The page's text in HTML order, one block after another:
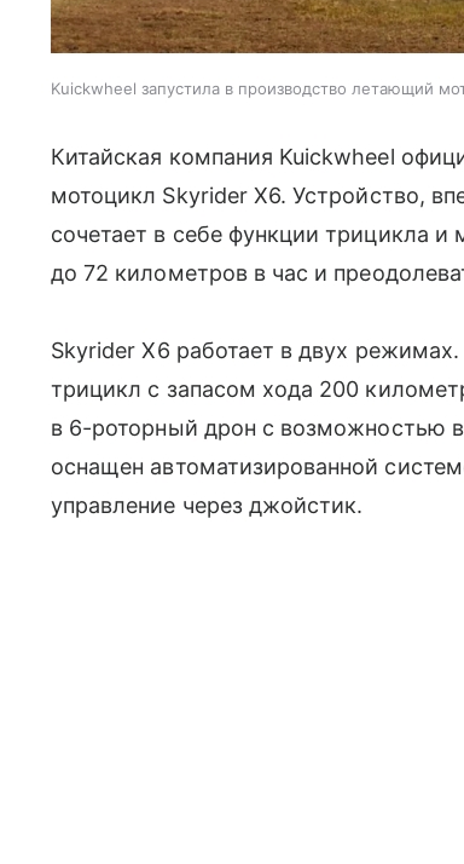
Kuickwheel запустила в производство летающий
Китайская компания Kuickwheel
мотоцикл Skyrider X6. Устройство,
сочетает в себе функции трицикла и
до 72 километров в час и
Skyrider X6 работает в двух
трицикл с запасом хода 200
в 6-роторный дрон с возможностью
оснащен автоматизированной
управление через джойстик.